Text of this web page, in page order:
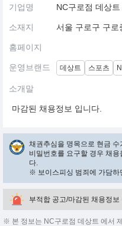
기업명 NC구로점 데상트
소재지 서울 구로구 구로
홈페이지
운영브랜드 데상트 스포츠
소개말
마감된 채용정보 입니다.
채권추심을 명목으로 현금
비밀번호를 요구할 경우 채
다.
※ 보이스피싱 범죄에 가담하
부적합 공고/마감된 채용정보
※ 본 정보는 NC구로점 데상트 에서